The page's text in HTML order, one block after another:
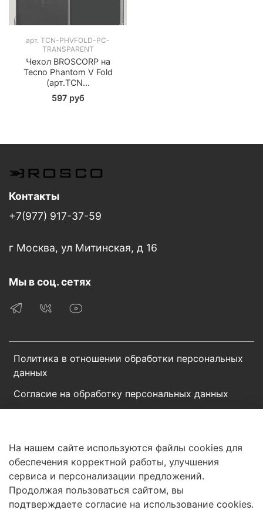
арт. TCN-PHVFOLD-PC-
TRANSPARENT
Чехол BROSCORP на
Tecno Phantom V Fold
(арт.TCN...
597 руб
Политика в отношении обработки персональных
данных
Согласие на обработку персональных данных
Контакты
+7(977) 917-37-59
г Москва, ул Митинская, д 16
Мы в соц. сетях
© 2025 Интернет-магазин «BROSCORP». Все права
защищены.
ООО «БРОСКОРП»
На нашем сайте используются файлы cookies для
обеспечения корректной работы, улучшения
сервиса и персонализации предложений.
Продолжая пользоваться сайтом, вы
подтверждаете согласие на использование cookies.